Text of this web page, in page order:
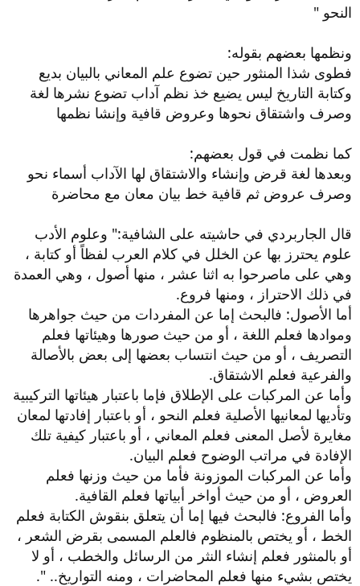
النحو "
ونظمها بعضهم بقوله:
فطوى شذا المنثور حين تضوع علم المعاني بالبيان بديع
وكتابة التاريخ ليس يضيع خذ نظم آداب تضوع نشرها لغة
وصرف واشتقاق نحوها وعروض قافية وإنشا نظمها
كما نظمت في قول بعضهم:
وبعدها لغة قرض وإنشاء والاشتقاق لها الآداب أسماء نحو
وصرف عروض ثم قافية خط بيان معان مع محاضرة
قال الجاربردي في حاشيته على الشافية:" وعلوم الأدب
علوم يحترز بها عن الخلل في كلام العرب لفظاً أو كتابة ،
وهي على ماصرحوا به اثنا عشر ، منها أصول ، وهي العمدة
في ذلك الاحتراز ، ومنها فروع.
أما الأصول: فالبحث إما عن المفردات من حيث جواهرها
وموادها فعلم اللغة ، أو من حيث صورها وهيئاتها فعلم
التصريف ، أو من حيث انتساب بعضها إلى بعض بالأصالة
والفرعية فعلم الاشتقاق.
وأما عن المركبات على الإطلاق فإما باعتبار هيئاتها التركيبية
وتأديها لمعانيها الأصلية فعلم النحو ، أو باعتبار إفادتها لمعان
مغايرة لأصل المعنى فعلم المعاني ، أو باعتبار كيفية تلك
الإفادة في مراتب الوضوح فعلم البيان.
وأما عن المركبات الموزونة فأما من حيث وزنها فعلم
العروض ، أو من حيث أواخر أبياتها فعلم القافية.
وأما الفروع: فالبحث فيها إما أن يتعلق بنقوش الكتابة فعلم
الخط ، أو يختص بالمنظوم فالعلم المسمى بقرض الشعر ،
أو بالمنثور فعلم إنشاء النثر من الرسائل والخطب ، أو لا
يختص بشيء منها فعلم المحاضرات ، ومنه التواريخ.. ".